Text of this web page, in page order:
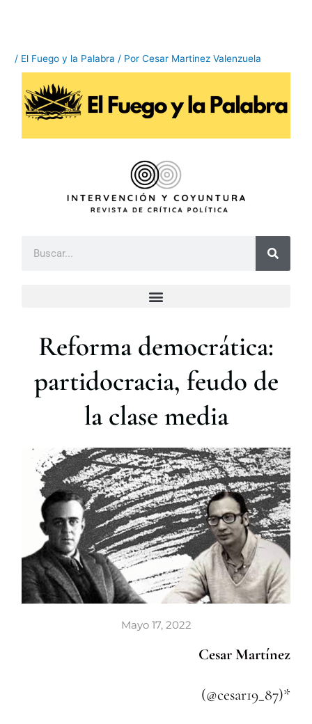
/ El Fuego y la Palabra / PorCesar Martinez Valenzuela
Reforma democrática:
partidocracia, feudo de
la clase media
Mayo 17, 2022
Cesar Martínez
(@cesar19_87)*